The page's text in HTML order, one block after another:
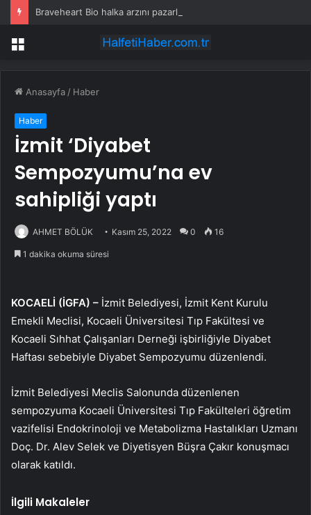
Menü
Anasayfa / Haber
Haber
İzmit ‘Diyabet
Sempozyumu’na ev
sahipliği yaptı
AHMET BÖLÜK Kasım 25, 2022 0 16
1 dakika okuma süresi
KOCAELİ (İGFA) – İzmit Belediyesi, İzmit Kent Kurulu
Emekli Meclisi, Kocaeli Üniversitesi Tıp Fakültesi ve
Kocaeli Sıhhat Çalışanları Derneği işbirliğiyle Diyabet
Haftası sebebiyle Diyabet Sempozyumu düzenlendi.
İzmit Belediyesi Meclis Salonunda düzenlenen
sempozyuma Kocaeli Üniversitesi Tıp Fakülteleri öğretim
vazifelisi Endokrinoloji ve Metabolizma Hastalıkları Uzmanı
Doç. Dr. Alev Selek ve Diyetisyen Büşra Çakır konuşmacı
olarak katıldı.
İlgili Makaleler